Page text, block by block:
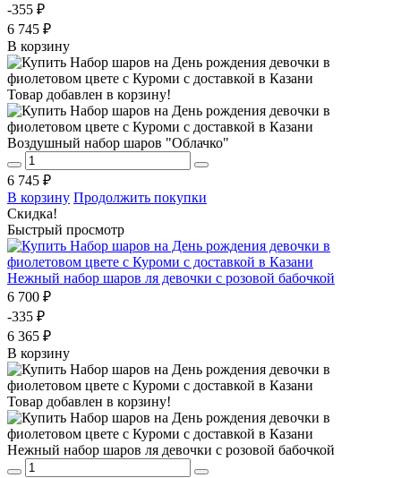
-355 ₽
6 745 ₽
В корзину
Товар добавлен в корзину!
Воздушный набор шаров "Облачко"
6 745 ₽
В корзину Продолжить покупки
Скидка!
Быстрый просмотр
Нежный набор шаров ля девочки с розовой бабочкой
6 700 ₽
-335 ₽
6 365 ₽
В корзину
Товар добавлен в корзину!
Нежный набор шаров ля девочки с розовой бабочкой